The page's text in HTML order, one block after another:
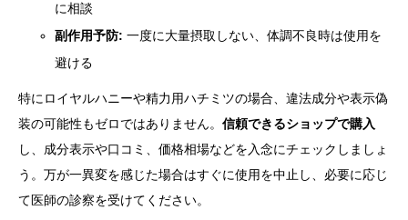
に相談
副作用予防: 一度に大量摂取しない、体調不良時は使用を
避ける
特にロイヤルハニーや精力用ハチミツの場合、違法成分や表示偽
装の可能性もゼロではありません。 信頼できるショップで購入
し、成分表示や口コミ、価格相場などを入念にチェックしましょ
う。万が一異変を感じた場合はすぐに使用を中止し、必要に応じ
て医師の診察を受けてください。